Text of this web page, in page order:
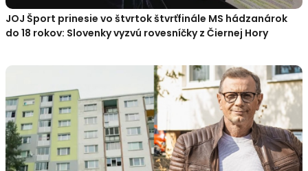
JOJ Šport prinesie vo štvrtok štvrťfinále MS hádzanárok
do 18 rokov: Slovenky vyzvú rovesníčky z Čiernej Hory